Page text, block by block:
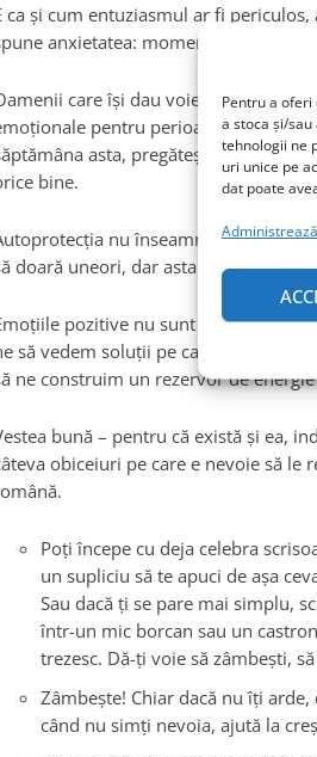
Pentru a
a stoca și/
tehnologii ne
uri unice pe
dat poate
ca şi cum entuziasmul ar fi
anxietatea: momentele de
care îşi dau voie să simtă
pentru perioadele grele.
asta, pregăteşte-te.” Dar
bine.
nu înseamnă să fii
doară uneori, dar asta nu înseamnă
pozitive nu sunt doar
să vedem soluții pe care anxietatea
ne construim un rezervor de
bună – pentru că există şi ea,
obiceiuri pe care e nevoie să le
Poţi începe cu deja celebra
un supliciu să te apuci de aşa
Sau dacă ţi se pare mai simplu,
într-un mic borcan sau un
trezesc. Dă-ţi voie să zâmbeşti,
Zâmbeşte! Chiar dacă nu îţi
când nu simţi nevoia, ajută la